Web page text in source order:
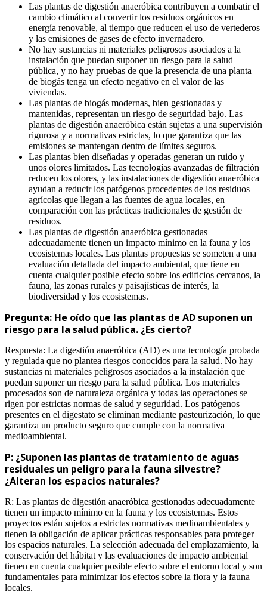
Las plantas de digestión anaeróbica contribuyen a combatir el
cambio climático al convertir los residuos orgánicos en
energía renovable, al tiempo que reducen el uso de vertederos
y las emisiones de gases de efecto invernadero.
No hay sustancias ni materiales peligrosos asociados a la
instalación que puedan suponer un riesgo para la salud
pública, y no hay pruebas de que la presencia de una planta
de biogás tenga un efecto negativo en el valor de las
viviendas.
Las plantas de biogás modernas, bien gestionadas y
mantenidas, representan un riesgo de seguridad bajo. Las
plantas de digestión anaeróbica están sujetas a una supervisión
rigurosa y a normativas estrictas, lo que garantiza que las
emisiones se mantengan dentro de límites seguros.
Las plantas bien diseñadas y operadas generan un ruido y
unos olores limitados. Las tecnologías avanzadas de filtración
reducen los olores, y las instalaciones de digestión anaeróbica
ayudan a reducir los patógenos procedentes de los residuos
agrícolas que llegan a las fuentes de agua locales, en
comparación con las prácticas tradicionales de gestión de
residuos.
Las plantas de digestión anaeróbica gestionadas
adecuadamente tienen un impacto mínimo en la fauna y los
ecosistemas locales. Las plantas propuestas se someten a una
evaluación detallada del impacto ambiental, que tiene en
cuenta cualquier posible efecto sobre los edificios cercanos, la
fauna, las zonas rurales y paisajísticas de interés, la
biodiversidad y los ecosistemas.
Pregunta: He oído que las plantas de AD suponen un
riesgo para la salud pública. ¿Es cierto?
Respuesta: La digestión anaeróbica (AD) es una tecnología probada
y regulada que no plantea riesgos conocidos para la salud. No hay
sustancias ni materiales peligrosos asociados a la instalación que
puedan suponer un riesgo para la salud pública. Los materiales
procesados son de naturaleza orgánica y todas las operaciones se
rigen por estrictas normas de salud y seguridad. Los patógenos
presentes en el digestato se eliminan mediante pasteurización, lo que
garantiza un producto seguro que cumple con la normativa
medioambiental.
P: ¿Suponen las plantas de tratamiento de aguas
residuales un peligro para la fauna silvestre?
¿Alteran los espacios naturales?
R: Las plantas de digestión anaeróbica gestionadas adecuadamente
tienen un impacto mínimo en la fauna y los ecosistemas. Estos
proyectos están sujetos a estrictas normativas medioambientales y
tienen la obligación de aplicar prácticas responsables para proteger
los espacios naturales. La selección adecuada del emplazamiento, la
conservación del hábitat y las evaluaciones de impacto ambiental
tienen en cuenta cualquier posible efecto sobre el entorno local y son
fundamentales para minimizar los efectos sobre la flora y la fauna
locales.